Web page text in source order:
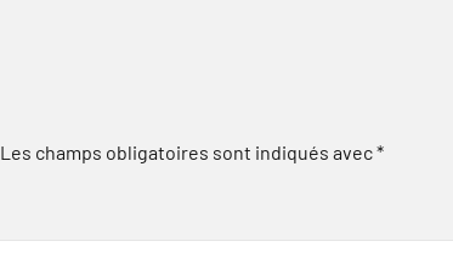
Les champs obligatoires sont indiqués avec*